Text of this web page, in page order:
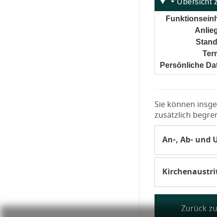
Übersicht
Persönliche
Sie können
zusätzlich
An-, Ab- und
Tooltip Sie
Erforderliche
Den Weiter-
Tooltip Sie
Bitte
Den Weiter-